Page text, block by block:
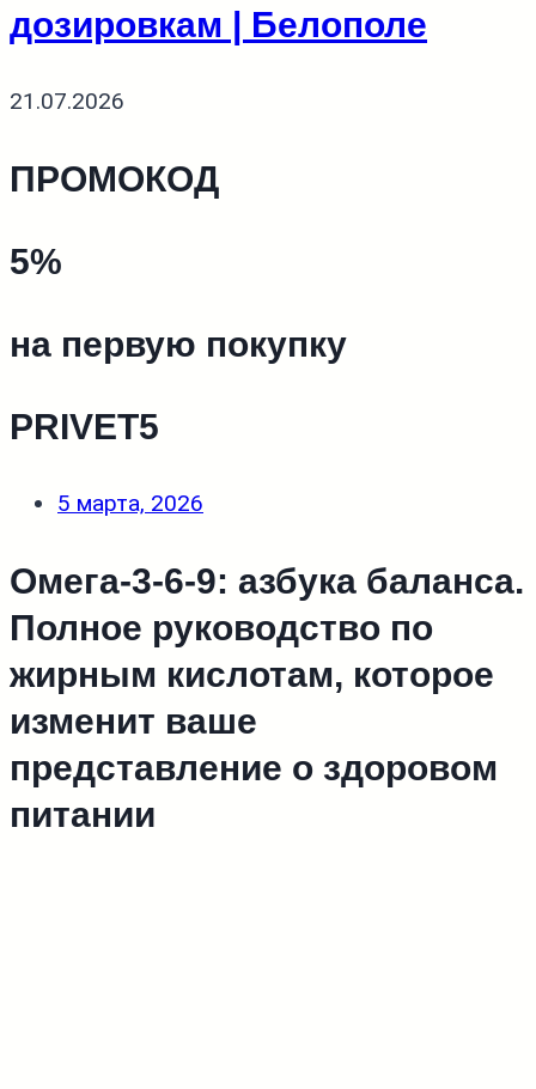
дозировкам | Белополе
21.07.2026
ПРОМОКОД
5%
на первую покупку
PRIVET5
5 марта, 2026
Омега-3-6-9: азбука баланса.
Полное руководство по
жирным кислотам, которое
изменит ваше
представление о здоровом
питании